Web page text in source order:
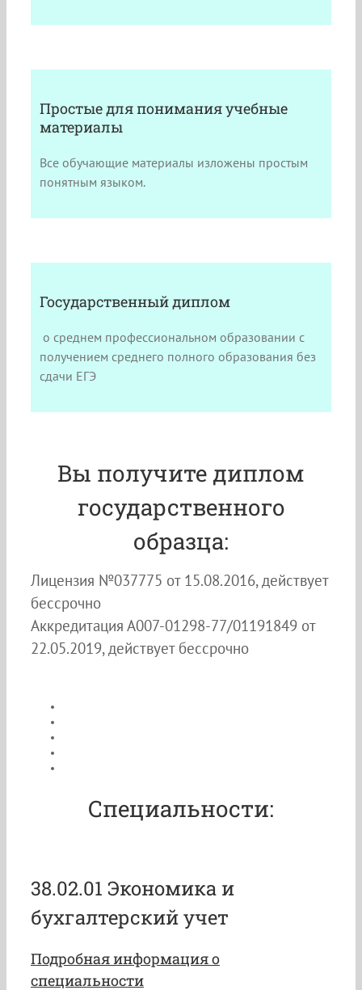
Простые для понимания учебные
материалы
Все обучающие материалы изложены простым
понятным языком.
Государственный диплом
о среднем профессиональном образовании с
получением среднего полного образования без
сдачи ЕГЭ
Вы получите диплом
государственного
образца:
Лицензия №037775 от 15.08.2016, действует
бессрочно
Аккредитация А007-01298-77/01191849 от
22.05.2019, действует бессрочно
Специальности:
38.02.01 Экономика и
бухгалтерский учет
Подробная информация о
специальности